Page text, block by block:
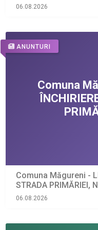
06.08.2026
ANUNTURI
Comuna Măgureni -
STRADA PRIMĂRIEI,
06.08.2026